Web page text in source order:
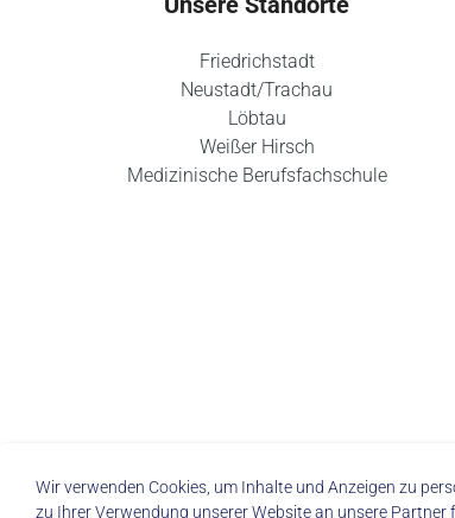
Friedrichstadt
Neustadt/Trachau
Löbtau
Weißer Hirsch
Medizinische Berufsfachschule
Wir verwenden Cookies, um Inhalte und Anzeigen zu
zu Ihrer Verwendung unserer Website an unsere